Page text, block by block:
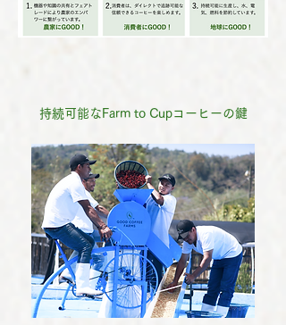
持続可能なFarm to Cupコーヒーの鍵